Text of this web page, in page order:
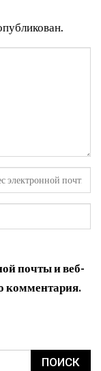
почты и веб-
комментария.